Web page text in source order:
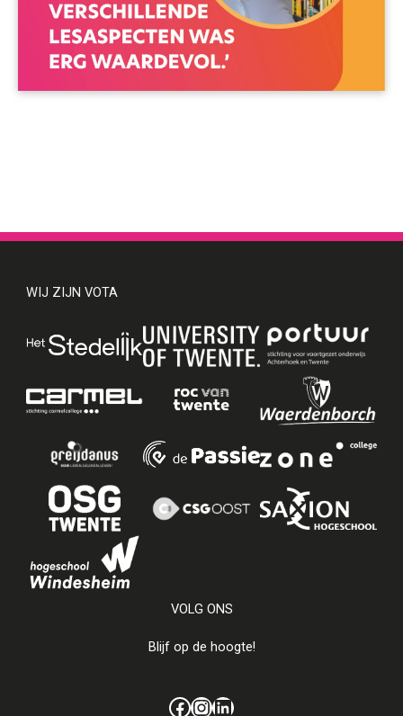
WIJ ZIJN VOTA
VOLG ONS
Blijf op de hoogte!
Facebook
Instagram
LinkedIn